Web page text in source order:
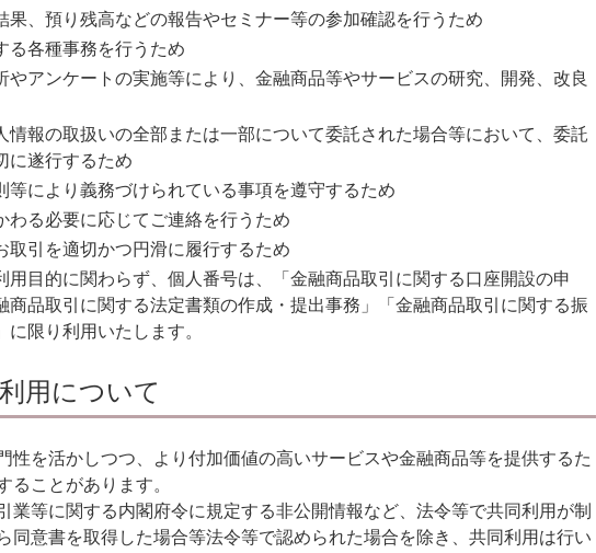
果、預り残高などの報告やセミナー等の参加確認を行うため
る各種事務を行うため
やアンケートの実施等により、金融商品等やサービスの研究、開発、改良
情報の取扱いの全部または一部について委託された場合等において、委託
に遂行するため
等により義務づけられている事項を遵守するため
わる必要に応じてご連絡を行うため
取引を適切かつ円滑に履行するため
用目的に関わらず、個人番号は、「金融商品取引に関する口座開設の申
商品取引に関する法定書類の作成・提出事務」「金融商品取引に関する振
限り利用いたします。
用について
性を活かしつつ、より付加価値の高いサービスや金融商品等を提供するた
ることがあります。
業等に関する内閣府令に規定する非公開情報など、法令等で共同利用が制
同意書を取得した場合等法令等で認められた場合を除き、共同利用は行い